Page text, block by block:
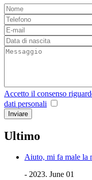
Accetto il consenso
dati personali
Ultimo
Aiuto, mi fa male la
- 2023. June 01